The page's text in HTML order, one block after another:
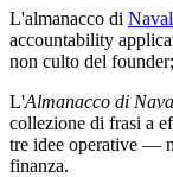
L'almanacco di
accountability
non culto del
L'Almanacco di
collezione di frasi a
tre idee operative —
finanza.